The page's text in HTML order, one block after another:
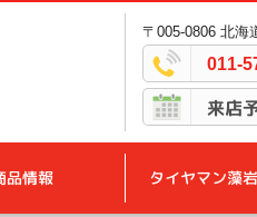
〒005-0806 北海
011-
来店
品情報 タイヤマン藻